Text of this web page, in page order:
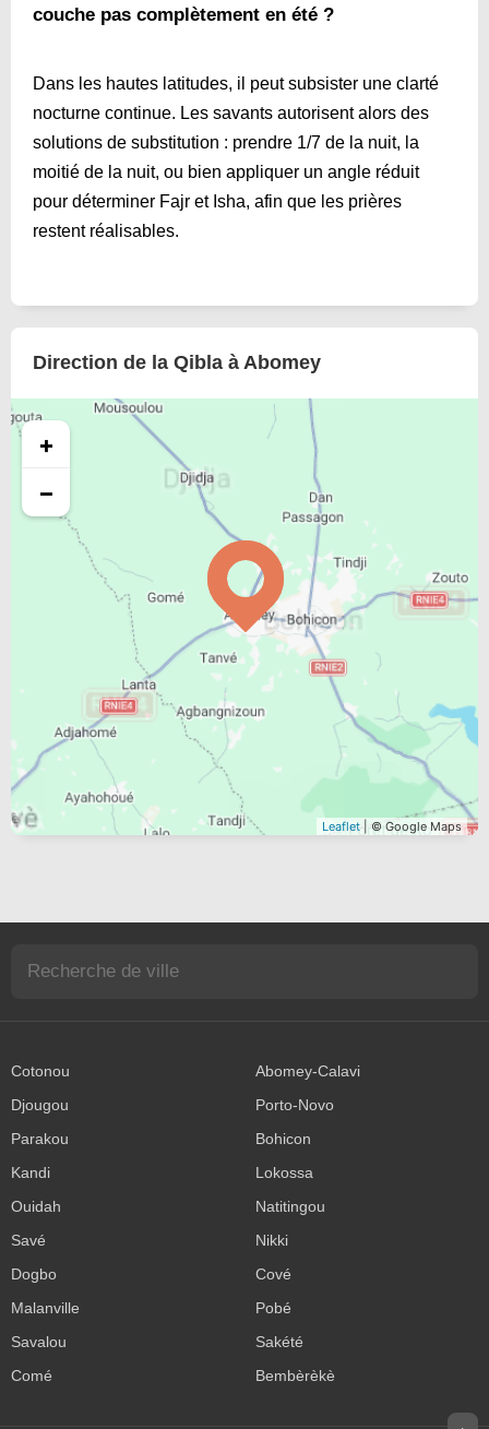
couche pas complètement en été ?
Dans les hautes latitudes, il peut subsister une clarté
nocturne continue. Les savants autorisent alors des
solutions de substitution : prendre 1/7 de la nuit, la
moitié de la nuit, ou bien appliquer un angle réduit
pour déterminer Fajr et Isha, afin que les prières
restent réalisables.
Direction de la Qibla à Abomey
+
−
Leaflet| © Google Maps
Cotonou
Abomey-Calavi
Djougou
Porto-Novo
Parakou
Bohicon
Kandi
Lokossa
Ouidah
Natitingou
Savé
Nikki
Dogbo
Cové
Malanville
Pobé
Savalou
Sakété
Comé
Bembèrèkè